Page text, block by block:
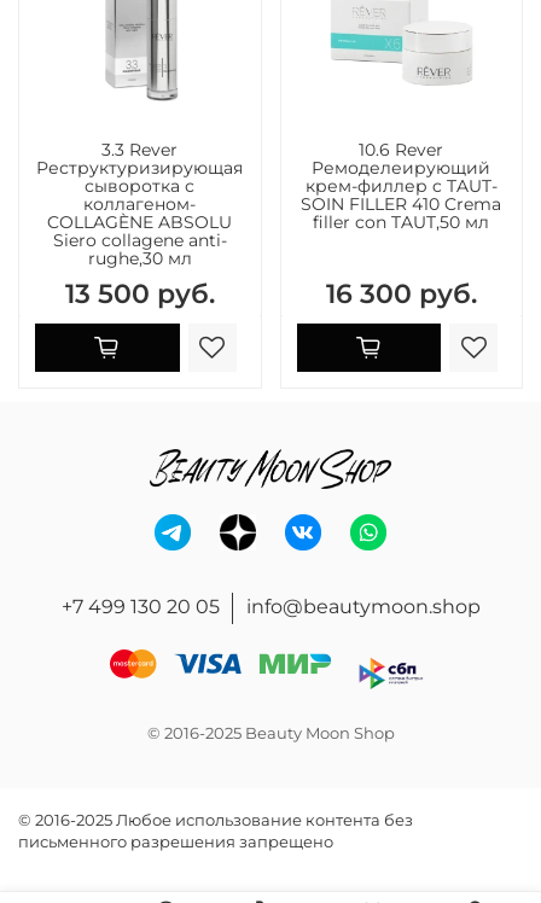
3.3 Rever
Реструктуризирующая
сыворотка с
коллагеном-
COLLAGÈNE ABSOLU
Siero collagene anti-
rughe,30 мл
13 500 руб.
10.6 Rever
Ремоделеирующий
крем-филлер c TAUT-
SOIN FILLER 410 Crema
filler con TAUT,50 мл
16 300 руб.
+7 499 130 20 05 info@beautymoon.shop
© 2016-2025 Beauty Moon Shop
© 2016-2025 Любое использование контента без
письменного разрешения запрещено